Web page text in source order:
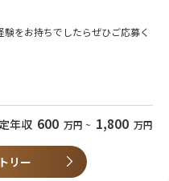
ジニアリンググループと連携す
トおよびエスカレーション管理
し、モデルベースの問題解決、
をエンジニアリング・プロダク
ングCIP、生産性向上、ドキュ
をお持ちでしたらぜひご応募く
る方
年収 600 万円 ~ 1,800 万円
リー